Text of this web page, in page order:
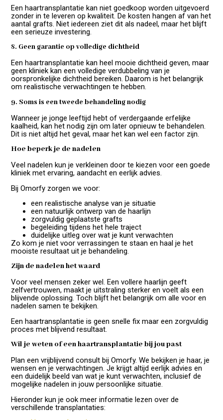
Een haartransplantatie kan niet goedkoop worden uitgevoerd
zonder in te leveren op kwaliteit. De kosten hangen af van het
aantal grafts. Niet iedereen ziet dit als nadeel, maar het blijft
een serieuze investering.
8. Geen garantie op volledige dichtheid
Een haartransplantatie kan heel mooie dichtheid geven, maar
geen kliniek kan een volledige verdubbeling van je
oorspronkelijke dichtheid bereiken. Daarom is het belangrijk
om realistische verwachtingen te hebben.
9. Soms is een tweede behandeling nodig
Wanneer je jonge leeftijd hebt of verdergaande erfelijke
kaalheid, kan het nodig zijn om later opnieuw te behandelen.
Dit is niet altijd het geval, maar het kan wel een factor zijn.
Hoe beperk je de nadelen
Veel nadelen kun je verkleinen door te kiezen voor een goede
kliniek met ervaring, aandacht en eerlijk advies.
Bij Omorfy zorgen we voor:
een realistische analyse van je situatie
een natuurlijk ontwerp van de haarlijn
zorgvuldig geplaatste grafts
begeleiding tijdens het hele traject
duidelijke uitleg over wat je kunt verwachten
Zo kom je niet voor verrassingen te staan en haal je het
mooiste resultaat uit je behandeling.
Zijn de nadelen het waard
Voor veel mensen zeker wel. Een vollere haarlijn geeft
zelfvertrouwen, maakt je uitstraling sterker en voelt als een
blijvende oplossing. Toch blijft het belangrijk om alle voor en
nadelen samen te bekijken.
Een haartransplantatie is geen snelle fix maar een zorgvuldig
proces met blijvend resultaat.
Wil je weten of een haartransplantatie bij jou past
Plan een vrijblijvend consult bij Omorfy. We bekijken je haar, je
wensen en je verwachtingen. Je krijgt altijd eerlijk advies en
een duidelijk beeld van wat je kunt verwachten, inclusief de
mogelijke nadelen in jouw persoonlijke situatie.
Hieronder kun je ook meer informatie lezen over de
verschillende transplantaties: